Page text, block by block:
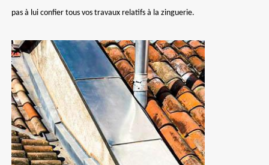
pas à lui confier tous vos travaux relatifs à la zinguerie.